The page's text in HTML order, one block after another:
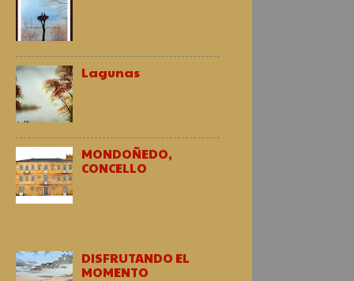
Lagunas
MONDOÑEDO,
CONCELLO
DISFRUTANDO EL
MOMENTO